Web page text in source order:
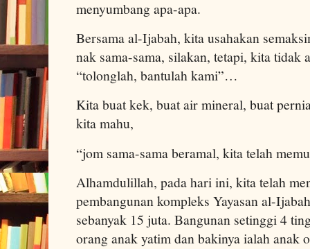
menyumbang apa-apa.
Bersama al-Ijabah, kita usahakan
nak sama-sama, silakan, tetapi, kita tidak
“tolonglah, bantulah kami”…
Kita buat kek, buat air mineral, buat
kita mahu,
“jom sama-sama beramal, kita telah
Alhamdulillah, pada hari ini, kita telah
pembangunan kompleks Yayasan al-
sebanyak 15 juta. Bangunan setinggi 4
orang anak yatim dan bakinya ialah anak